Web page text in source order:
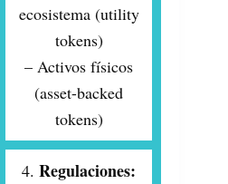
ecosistema (utility
tokens)
– Activos físicos
(asset-backed
tokens)
4. Regulaciones: